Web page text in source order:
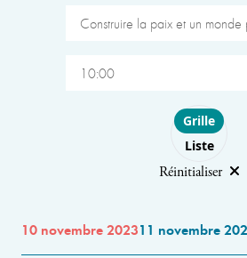
Construire la paix et un monde
10:00
Choose layout
Grille
Liste
Réinitialiser
10 novembre 202311 novembre